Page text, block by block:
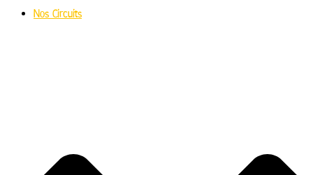
Nos Circuits